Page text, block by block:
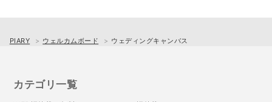
PIARY ウェルカムボード ウェディングキャンバス
カテゴリ一覧